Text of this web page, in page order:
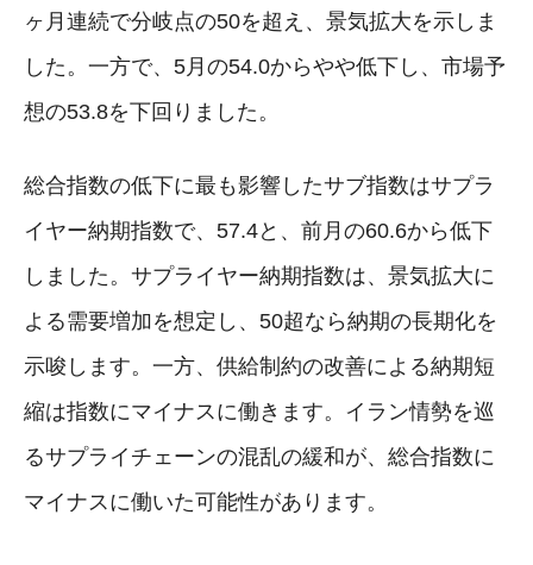
ヶ月連続で分岐点の50を超え、景気拡大を示しま
した。一方で、5月の54.0からやや低下し、市場予
想の53.8を下回りました。
総合指数の低下に最も影響したサブ指数はサプラ
イヤー納期指数で、57.4と、前月の60.6から低下
しました。サプライヤー納期指数は、景気拡大に
よる需要増加を想定し、50超なら納期の長期化を
示唆します。一方、供給制約の改善による納期短
縮は指数にマイナスに働きます。イラン情勢を巡
るサプライチェーンの混乱の緩和が、総合指数に
マイナスに働いた可能性があります。